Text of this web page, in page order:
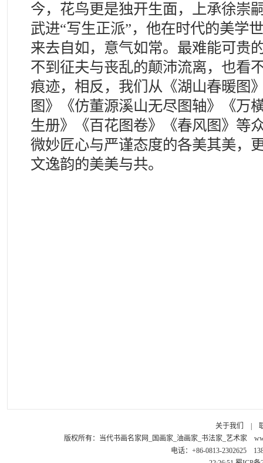
今，花鸟更是独开生面，上承徐崇
武进“写生正派”，他在时代的美学
来去自如，意气如常。最难能可贵
不到征夫与丧乱的颠沛流离，也看
痕迹，相反，我们从《湖山春暖图
图》《仿董源溪山无尽图轴》《万
生册》《百花图卷》《春风图》等
微妙匠心与严谨态度的各美其美，
文逸韵的美美与共。
关于我们
版权所有： 当代书画名家网_国画家_油画家_书法家_艺术家
电话：+86-0813-2302625